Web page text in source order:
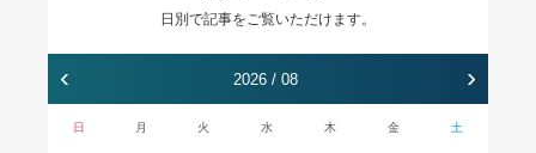
日別で記事をご覧いただけます。
‹ 2026 / 08 ›
日 月 火 水 木 金 土